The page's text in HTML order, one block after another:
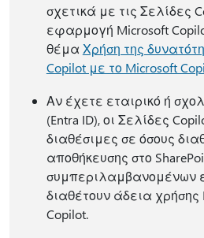
σχετικά με τις Σελίδες
εφαρμογή Microsoft
θέμα Χρήση της
Copilot με το Microsoft
Αν έχετε εταιρικό ή
(Entra ID), οι Σελίδες
διαθέσιμες σε όσους
αποθήκευσης στο
συμπεριλαμβανομένων
διαθέτουν άδεια χρήσης
Copilot.